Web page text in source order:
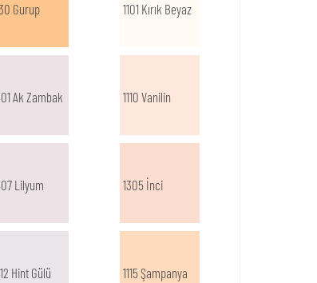
Gurup 1101 Kırık Beyaz
Ak Zambak 1110 Vanilin
Lilyum 1305 İnci
Hint Gülü 1115 Şampanya